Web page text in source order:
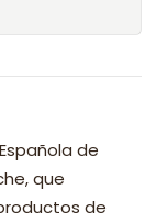
de
que
de